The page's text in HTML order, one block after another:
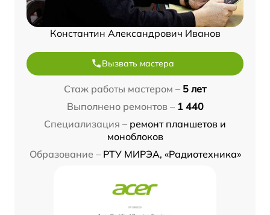
Константин Александрович Иванов
Вызвать мастера
Стаж работы мастером – 5 лет
Выполнено ремонтов – 1 440
Специализация – ремонт планшетов и
моноблоков
Образование – РТУ МИРЭА, «Радиотехника»